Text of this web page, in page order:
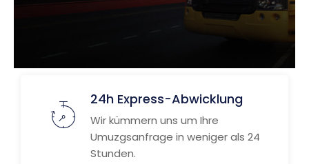
24h Express-Abwicklung
Wir kümmern uns um Ihre
Umuzgsanfrage in weniger als 24
Stunden.